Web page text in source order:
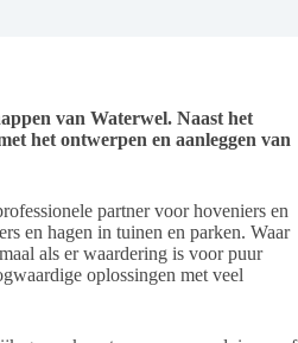
van Waterwel. Naast het
het ontwerpen en aanleggen van
partner voor hoveniers en
en hagen in tuinen en parken. Waar
als er waardering is voor puur
oplossingen met veel